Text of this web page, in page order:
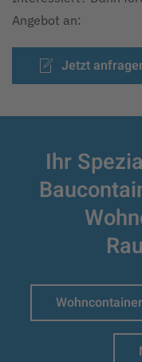
Angebot an:
Jetzt
Ihr
Wohncontainer